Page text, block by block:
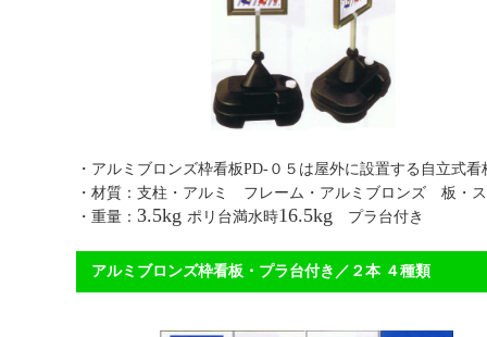
・アルミブロンズ枠看板PD-０５は屋外に設置する
・材質：支柱・アルミ フレーム・アルミブロンズ 板・
・重量： 3.5kg ポリ台満水時16.5kg プラ台付き 【送
アルミブロンズ枠看板・プラ